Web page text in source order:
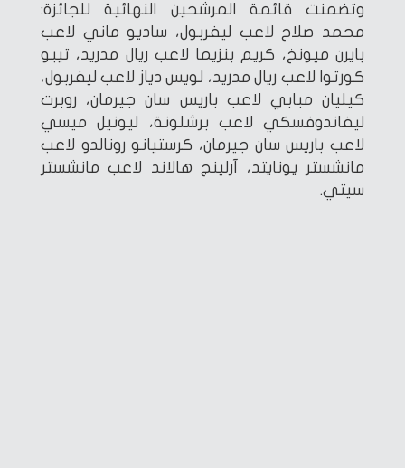
وتضمنت قائمة المرشحين النهائية للجائزة:
محمد صلاح لاعب ليفربول، ساديو ماني لاعب
بايرن ميونخ، كريم بنزيما لاعب ريال مدريد، تيبو
كورتوا لاعب ريال مدريد، لويس دياز لاعب ليفربول،
كيليان مبابي لاعب باريس سان جيرمان، روبرت
ليفاندوفسكي لاعب برشلونة، ليونيل ميسي
لاعب باريس سان جيرمان، كرستيانو رونالدو لاعب
مانشستر يونايتد، آرلينج هالاند لاعب مانشستر
سيتي.